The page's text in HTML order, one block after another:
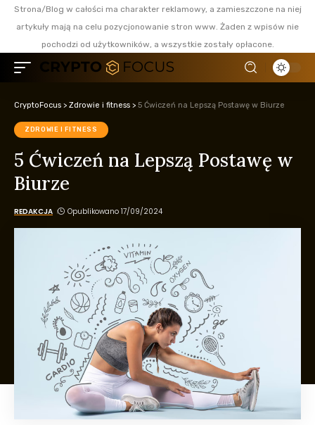
Strona/Blog w całości ma charakter reklamowy, a zamieszczone na niej
artykuły mają na celu pozycjonowanie stron www. Żaden z wpisów nie
pochodzi od użytkowników, a wszystkie zostały opłacone.
CryptoFocus > Zdrowie i fitness > 5 Ćwiczeń na Lepszą Postawę w Biurze
ZDROWIE I FITNESS
5 Ćwiczeń na Lepszą Postawę w
Biurze
REDAKCJA Opublikowano 17/09/2024